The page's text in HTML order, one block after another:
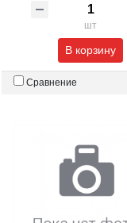
шт
В корзину
Сравнение